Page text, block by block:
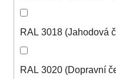
RAL 3018 (Jahodová
RAL 3020 (Dopravní